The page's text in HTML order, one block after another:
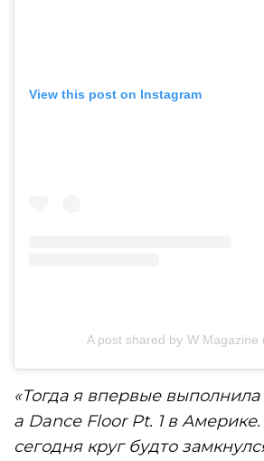
View this post on Instagram
A post shared by W Magazine
«Тогда я впервые
a Dance Floor Pt. 1 в Америке.
сегодня круг будто